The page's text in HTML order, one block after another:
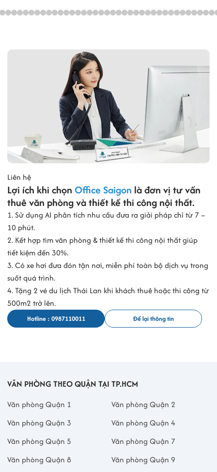
Liên hệ
Lợi ích khi chọn Office Saigon là đơn vị tư vấn
thuê văn phòng và thiết kế thi công nội thất.
1. Sử dụng AI phân tích nhu cầu đưa ra giải pháp chỉ từ 7 –
10 phút.
2. Kết hợp tìm văn phòng & thiết kế thi công nội thất giúp
tiết kiệm đến 30%.
3. Có xe hơi đưa đón tận nơi, miễn phí toàn bộ dịch vụ trong
suốt quá trình.
4. Tặng 2 vé du lịch Thái Lan khi khách thuê hoặc thi công từ
500m2 trở lên.
Hotline : 0987110011 Để lại thông tin
VĂN PHÒNG THEO QUẬN TẠI TP.HCM
Văn phòng Quận 1
Văn phòng Quận 2
Văn phòng Quận 3
Văn phòng Quận 4
Văn phòng Quận 5
Văn phòng Quận 7
Văn phòng Quận 8
Văn phòng Quận 9